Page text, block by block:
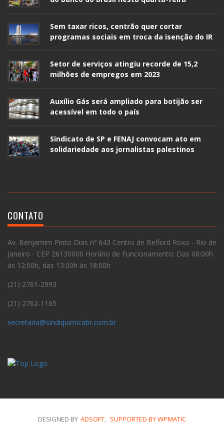
Sem taxar ricos, centrão quer cortar
programas sociais em troca da isenção do IR
Setor de serviços atingiu recorde de 15,2
milhões de empregos em 2023
Auxílio Gás será ampliado para botijão ser
acessível em todo o país
Sindicato de SP e FENAJ convocam ato em
solidariedade aos jornalistas palestinos
CONTATO
Av. Benjamim Pinto Dias nº 643 Centro de Belford Roxo - Rio de
Janeiro - CEP 26130000 Horário de Funcionamento: Das 08:00h
às 12:00h, das 13:00h às 18:00h
(21) 2761-2993
(21) 2762-1165
secretaria@sindiquimicabr.com.br
DESIGNED BY ADSOFT, SUPPORTED BY WPMATIC